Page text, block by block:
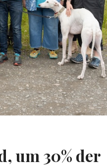
um 30% der